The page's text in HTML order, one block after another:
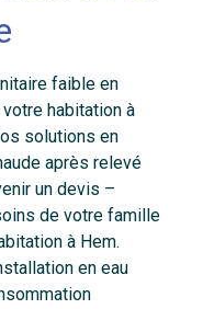
faible en
habitation à
solutions en
après relevé
un devis –
de votre famille
à Hem.
en eau